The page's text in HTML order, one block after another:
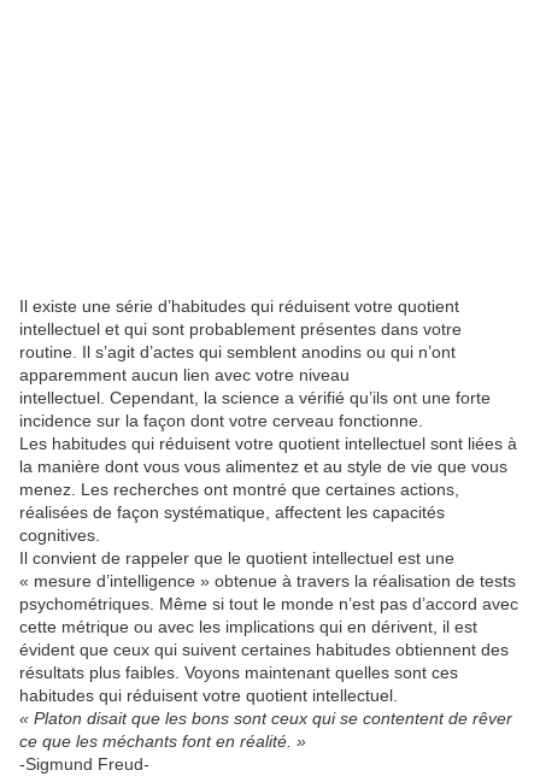
Il existe une série d’habitudes qui réduisent votre quotient
intellectuel et qui sont probablement présentes dans votre
routine. Il s’agit d’actes qui semblent anodins ou qui n’ont
apparemment aucun lien avec votre niveau
intellectuel. Cependant, la science a vérifié qu’ils ont une forte
incidence sur la façon dont votre cerveau fonctionne.
Les habitudes qui réduisent votre quotient intellectuel sont liées à
la manière dont vous vous alimentez et au style de vie que vous
menez. Les recherches ont montré que certaines actions,
réalisées de façon systématique, affectent les capacités
cognitives.
Il convient de rappeler que le quotient intellectuel est une
« mesure d’intelligence » obtenue à travers la réalisation de tests
psychométriques. Même si tout le monde n’est pas d’accord avec
cette métrique ou avec les implications qui en dérivent, il est
évident que ceux qui suivent certaines habitudes obtiennent des
résultats plus faibles. Voyons maintenant quelles sont ces
habitudes qui réduisent votre quotient intellectuel.
« Platon disait que les bons sont ceux qui se contentent de rêver
ce que les méchants font en réalité. »
-Sigmund Freud-